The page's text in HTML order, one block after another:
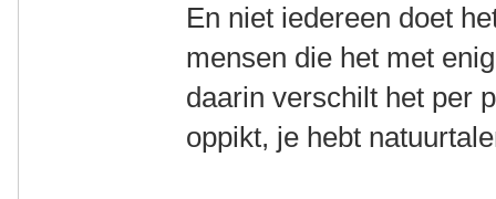
En niet iedereen doet
mensen die het met
daarin verschilt het per
oppikt, je hebt